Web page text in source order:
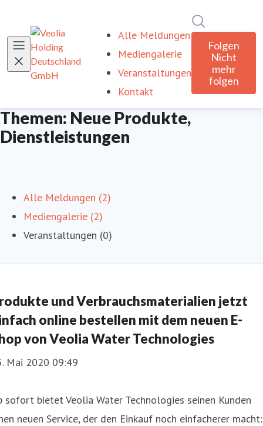
Alle Meldungen
Mediengalerie
Veranstaltungen
Kontakt
Folgen
Nicht
mehr
folgen
Themen: Neue Produkte,
Dienstleistungen
Alle Meldungen (2)
Mediengalerie (2)
Veranstaltungen (0)
und Verbrauchsmaterialien jetzt
online bestellen mit dem neuen E-
von Veolia Water Technologies
Mai 2020 09:49
sofort bietet Veolia Water Technologies seinen Kunden
neuen Service, der den Einkauf noch einfacherer macht: